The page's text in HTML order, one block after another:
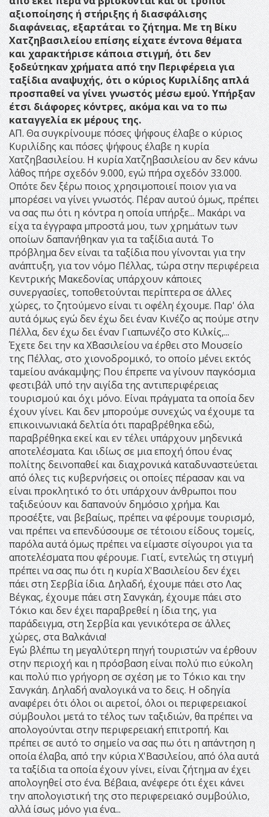
αξιοποίησης ή στήριξης ή διασφάλισης
διαφάνειας, εξαρτάται το ζήτημα. Με τη Βίκυ
Χατζηβασιλείου επίσης είχατε έντονα θέματα
και χαρακτήρισε κάποια στιγμή, ότι δεν
ξοδεύτηκαν χρήματα από την Περιφέρεια για
ταξίδια αναψυχής, ότι ο κύριος Κυριλίδης απλά
προσπαθεί να γίνει γνωστός μέσω εμού. Υπήρξαν
έτσι διάφορες κόντρες, ακόμα και να το πω
καταγγελία εκ μέρους της.
ΑΠ. Θα συγκρίνουμε πόσες ψήφους έλαβε ο κύριος
Κυριλίδης και πόσες ψήφους έλαβε η κυρία
Χατζηβασιλείου. Η κυρία Χατζηβασιλείου αν δεν κάνω
λάθος πήρε σχεδόν 9.000, εγώ πήρα σχεδόν 33.000.
Οπότε δεν ξέρω ποιος χρησιμοποιεί ποιον για να
μπορέσει να γίνει γνωστός. Πέραν αυτού όμως, πρέπει
να σας πω ότι η κόντρα η οποία υπήρξε... Μακάρι να
είχα τα έγγραφα μπροστά μου, των χρημάτων των
οποίων δαπανήθηκαν για τα ταξίδια αυτά. Το
πρόβλημα δεν είναι τα ταξίδια που γίνονται για την
ανάπτυξη, για τον νόμο Πέλλας, τώρα στην περιφέρεια
Κεντρικής Μακεδονίας υπάρχουν κάποιες
συνεργασίες, τοποθετούνται περίπτερα σε άλλες
χώρες, το ζητούμενο είναι τι οφέλη έχουμε. Παρ' όλα
αυτά όμως εγώ δεν έχω δει έναν Κινέζο ας πούμε στην
Πέλλα, δεν έχω δει έναν Γιαπωνέζο στο Κιλκίς,...
Έχετε δει την κα Χ΄Βασιλείου να έρθει στο Μουσείο
της Πέλλας, στο χιονοδρομικό, το οποίο μένει εκτός
ταμείου ανάκαμψης; Που έπρεπε να γίνουν παγκόσμια
φεστιβάλ υπό την αιγίδα της αντιπεριφέρειας
τουρισμού και όχι μόνο. Είναι πράγματα τα οποία δεν
έχουν γίνει. Και δεν μπορούμε συνεχώς να έχουμε τα
επικοινωνιακά δελτία ότι παραβρέθηκα εδώ,
παραβρέθηκα εκεί και εν τέλει υπάρχουν μηδενικά
αποτελέσματα. Και ιδίως σε μια εποχή όπου ένας
πολίτης δεινοπαθεί και διαχρονικά καταδυναστεύεται
από όλες τις κυβερνήσεις οι οποίες πέρασαν και να
είναι προκλητικό το ότι υπάρχουν άνθρωποι που
ταξιδεύουν και δαπανούν δημόσιο χρήμα. Και
προσέξτε, ναι βεβαίως, πρέπει να φέρουμε τουρισμό,
ναι πρέπει να επενδύσουμε σε τέτοιου είδους τομείς,
παρόλα αυτά όμως πρέπει να είμαστε σίγουροι για τα
αποτελέσματα που φέρουμε. Γιατί, εντελώς τη στιγμή
πρέπει να σας πω ότι η κυρία Χ'Βασιλείου δεν έχει
πάει στη Σερβία ίδια. Δηλαδή, έχουμε πάει στο Λας
Βέγκας, έχουμε πάει στη Σανγκάη, έχουμε πάει στο
Τόκιο και δεν έχει παραβρεθεί η ίδια της, για
παράδειγμα, στη Σερβία και γενικότερα σε άλλες
χώρες, στα Βαλκάνια!
Εγώ βλέπω τη μεγαλύτερη πηγή τουριστών να έρθουν
στην περιοχή και η πρόσβαση είναι πολύ πιο εύκολη
και πολύ πιο γρήγορη σε σχέση με το Τόκιο και την
Σανγκάη. Δηλαδή αναλογικά να το δεις. Η οδηγία
αναφέρει ότι όλοι οι αιρετοί, όλοι οι περιφερειακοί
σύμβουλοι μετά το τέλος των ταξιδιών, θα πρέπει να
απολογούνται στην περιφερειακή επιτροπή. Και
πρέπει σε αυτό το σημείο να σας πω ότι η απάντηση η
οποία έλαβα, από την κύρια Χ'Βασιλείου, από όλα αυτά
τα ταξίδια τα οποία έχουν γίνει, είναι ζήτημα αν έχει
απολογηθεί στο ένα. Βέβαια, ανέφερε ότι έχει κάνει
την απολογιστική της στο περιφερειακό συμβούλιο,
αλλά ίσως μόνο για ένα...